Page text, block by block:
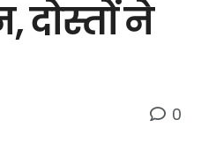
दोस्तों ने
0